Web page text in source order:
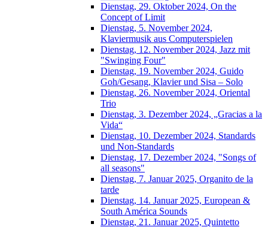
Dienstag, 29. Oktober 2024, On the
Concept of Limit
Dienstag, 5. November 2024,
Klaviermusik aus Computerspielen
Dienstag, 12. November 2024, Jazz mit
"Swinging Four"
Dienstag, 19. November 2024, Guido
Goh/Gesang, Klavier und Sisa – Solo
Dienstag, 26. November 2024, Oriental
Trio
Dienstag, 3. Dezember 2024, „Gracias a la
Vida“
Dienstag, 10. Dezember 2024, Standards
und Non-Standards
Dienstag, 17. Dezember 2024, "Songs of
all seasons"
Dienstag, 7. Januar 2025, Organito de la
tarde
Dienstag, 14. Januar 2025, European &
South América Sounds
Dienstag, 21. Januar 2025, Quintetto